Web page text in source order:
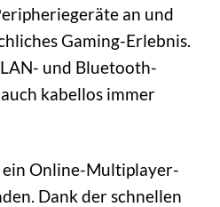
an und
Gaming-Erlebnis.
und Bluetooth-
kabellos immer
ein Online-Multiplayer-
Dank der schnellen